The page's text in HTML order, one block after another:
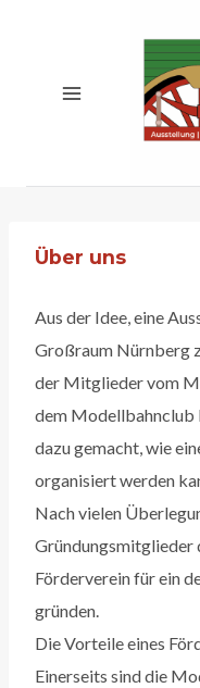
Über uns
Aus der Idee, eine
Großraum Nürnberg
der Mitglieder vom
dem Modellbahnclub
dazu gemacht, wie
organisiert werden
Nach vielen
Gründungsmitglieder
Förderverein für ein
gründen.
Die Vorteile eines
Einerseits sind die